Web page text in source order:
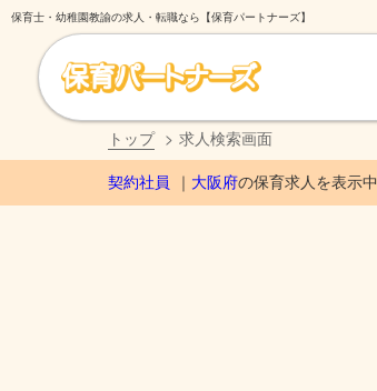
保育士・幼稚園教諭の求人・転職なら【保育パートナーズ】
トップ 求人検索画面
契約社員 大阪府の保育求人を表示中